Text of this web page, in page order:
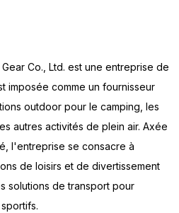
Co., Ltd. est une entreprise de
imposée comme un fournisseur
outdoor pour le camping, les
autres activités de plein air. Axée
l'entreprise se consacre à
de loisirs et de divertissement
solutions de transport pour